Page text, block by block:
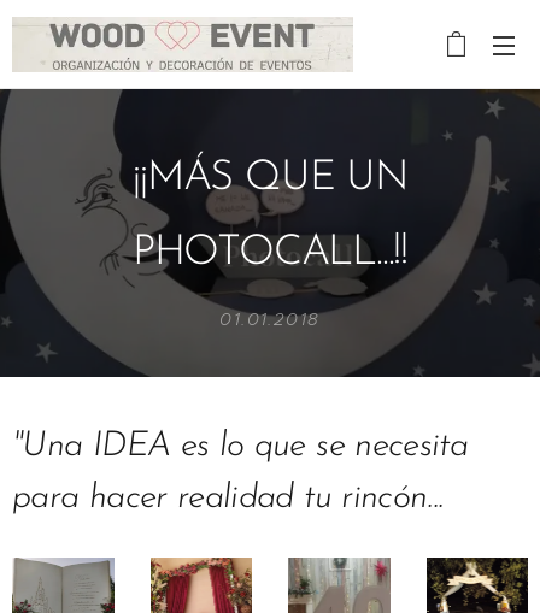
¡¡MÁS QUE UN
PHOTOCALL...!!
01.01.2018
"Una IDEA es lo que se necesita
para hacer realidad tu rincón...